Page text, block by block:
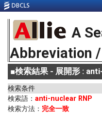
A
Abbreviation
■検索結果 - 展開形 :
検索条件
検索語： anti-nuclear RNP
検索方法： 完全一致